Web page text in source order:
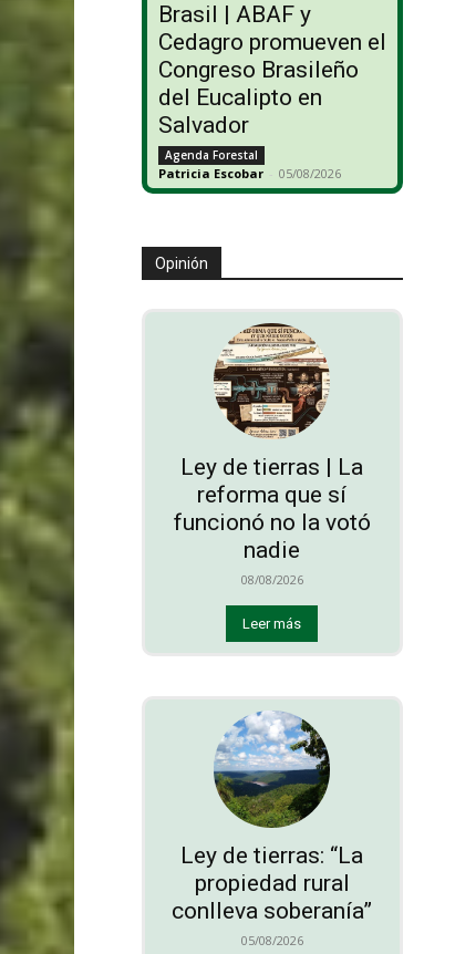
Brasil | ABAF y
Cedagro promueven el
Congreso Brasileño
del Eucalipto en
Salvador
Agenda Forestal
Patricia Escobar - 05/08/2026
Opinión
Ley de tierras | La
reforma que sí
funcionó no la votó
nadie
08/08/2026
Leer más
Ley de tierras: “La
propiedad rural
conlleva soberanía”
05/08/2026